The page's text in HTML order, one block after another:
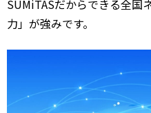
SUMiTASだからできる全国
力」が強みです。